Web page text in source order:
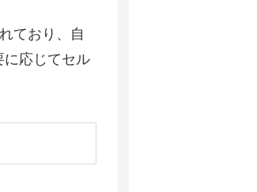
ており、自
に応じてセル